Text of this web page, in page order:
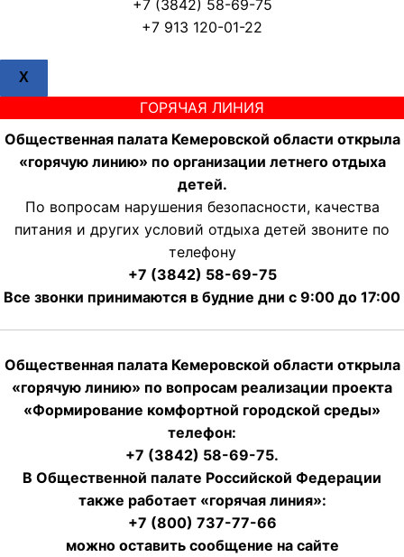
+7 (3842) 58-69-75
+7 913 120-01-22
X
ГОРЯЧАЯ ЛИНИЯ
Общественная палата Кемеровской области открыла
«горячую линию» по организации летнего отдыха
детей.
По вопросам нарушения безопасности, качества
питания и других условий отдыха детей звоните по
телефону
+7 (3842) 58-69-75
Все звонки принимаются в будние дни с 9:00 до 17:00
Общественная палата Кемеровской области открыла
«горячую линию» по вопросам реализации проекта
«Формирование комфортной городской среды»
телефон:
+7 (3842) 58-69-75.
В Общественной палате Российской Федерации
также работает «горячая линия»:
+7 (800) 737-77-66
можно оставить сообщение на сайте